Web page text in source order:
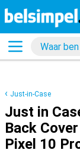
Just-in-Case
Just in
Back
Pixel 10